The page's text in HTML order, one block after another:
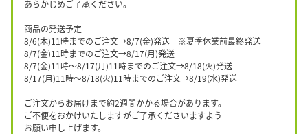
あらかじめご了承ください。
商品の発送予定
8/6(木)11時までのご注文→8/7(金)発送 ※夏季休業前最終発送
8/7(金)11時までのご注文→8/17(月)発送
8/7(金)11時〜8/17(月)11時までのご注文→8/18(火)発送
8/17(月)11時〜8/18(火)11時までのご注文→8/19(水)発送
ご注文からお届けまで約2週間かかる場合があります。
ご不便をおかけいたしますがご了承くださいますよう
お願い申し上げます。